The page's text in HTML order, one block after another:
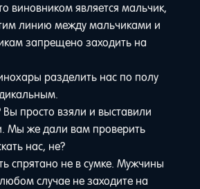
является мальчик,
линию между мальчиками и
запрещено заходить на
разделить нас по полу
просто взяли и выставили
Мы же дали вам проверить
нас, не?
спрятано не в сумке. Мужчины
случае не заходите на